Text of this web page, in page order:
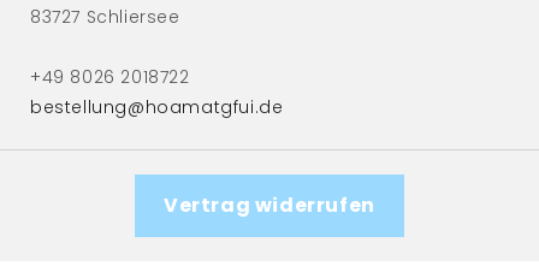
83727 Schliersee
+49 8026 2018722
bestellung@hoamatgfui.de
Vertrag widerrufen